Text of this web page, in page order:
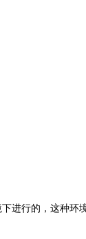
进行的，这种环